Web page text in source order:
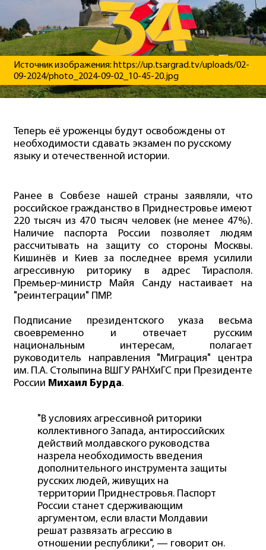
Источник изображения: https://up.tsargrad.tv/uploads/02-
09-2024/photo_2024-09-02_10-45-20.jpg
Теперь её уроженцы будут освобождены от
необходимости сдавать экзамен по русскому
языку и отечественной истории.
Ранее в Совбезе нашей страны заявляли, что
российское гражданство в Приднестровье имеют
220 тысяч из 470 тысяч человек (не менее 47%).
Наличие паспорта России позволяет людям
рассчитывать на защиту со стороны Москвы.
Кишинёв и Киев за последнее время усилили
агрессивную риторику в адрес Тирасполя.
Премьер-министр Майя Санду настаивает на
"реинтеграции" ПМР.
Подписание президентского указа весьма
своевременно и отвечает русским
национальным интересам, полагает
руководитель направления "Миграция" центра
им. П.А. Столыпина ВШГУ РАНХиГС при Президенте
России Михаил Бурда.
"В условиях агрессивной риторики
коллективного Запада, антироссийских
действий молдавского руководства
назрела необходимость введения
дополнительного инструмента защиты
русских людей, живущих на
территории Приднестровья. Паспорт
России станет сдерживающим
аргументом, если власти Молдавии
решат развязать агрессию в
отношении республики", — говорит он.